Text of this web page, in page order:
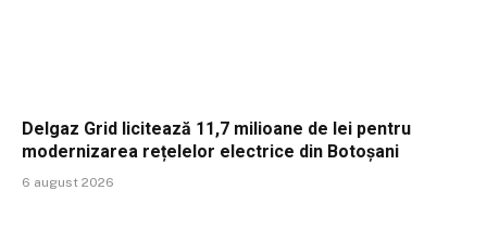
Delgaz Grid licitează 11,7 milioane de lei pentru
modernizarea rețelelor electrice din Botoșani
6 august 2026